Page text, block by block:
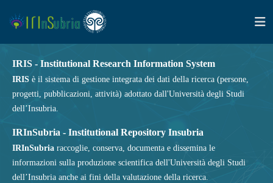
IRIS - Institutional Research Information System
IRIS è il sistema di gestione integrata dei dati della ricerca (persone,
progetti, pubblicazioni, attività) adottato dall'Università degli Studi
dell’Insubria.
IRInSubria - Institutional Repository Insubria
IRInSubria raccoglie, conserva, documenta e dissemina le
informazioni sulla produzione scientifica dell'Università degli Studi
dell’Insubria anche ai fini della valutazione della ricerca.